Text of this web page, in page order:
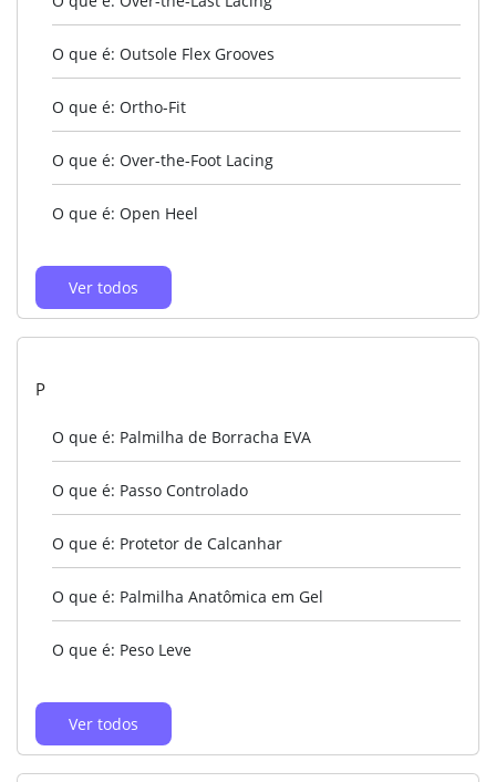
O que é: Outsole Flex Grooves
O que é: Ortho-Fit
O que é: Over-the-Foot Lacing
O que é: Open Heel
Ver todos
P
O que é: Palmilha de Borracha EVA
O que é: Passo Controlado
O que é: Protetor de Calcanhar
O que é: Palmilha Anatômica em Gel
O que é: Peso Leve
Ver todos